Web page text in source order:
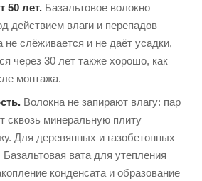
50 лет. Базальтовое волокно
действием влаги и перепадов
не слёживается и не даёт усадки,
через 30 лет также хорошо, как
монтажа.
Волокна не запирают влагу: пар
сквозь минеральную плиту
Для деревянных и газобетонных
Базальтовая вата для утепления
конденсата и образование